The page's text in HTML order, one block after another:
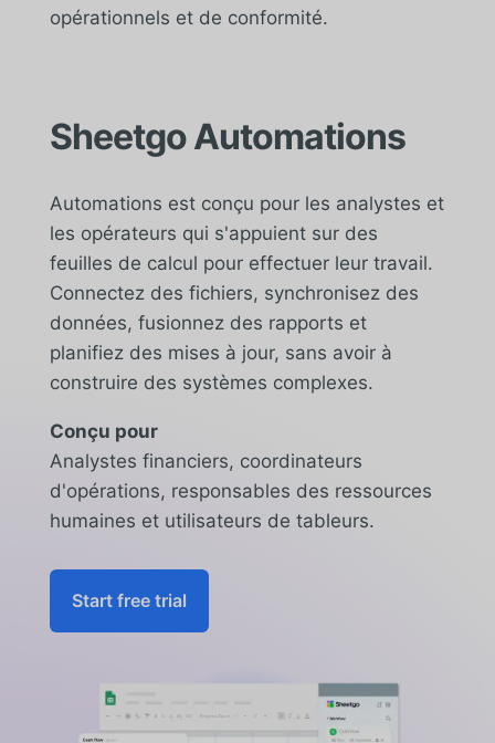
opérationnels et de conformité.
Sheetgo Automations
Automations est conçu pour les analystes et
les opérateurs qui s'appuient sur des
feuilles de calcul pour effectuer leur travail.
Connectez des fichiers, synchronisez des
données, fusionnez des rapports et
planifiez des mises à jour, sans avoir à
construire des systèmes complexes.
Conçu pour
Analystes financiers, coordinateurs
d'opérations, responsables des ressources
humaines et utilisateurs de tableurs.
Start free trial